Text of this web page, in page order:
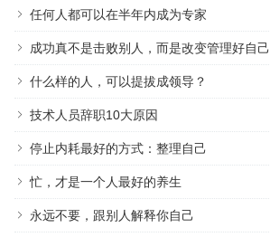
任何人都可以在半年内成为专家
成功真不是击败别人，而是改变管理好自己
什么样的人，可以提拔成领导？
技术人员辞职10大原因
停止内耗最好的方式：整理自己
忙，才是一个人最好的养生
永远不要，跟别人解释你自己